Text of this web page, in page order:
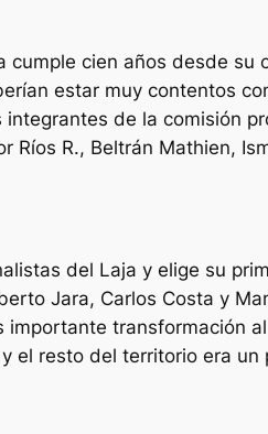
cien años desde
estar muy contentos
de la comisión
Ríos R., Beltrán Mathien,
del Laja y elige su
Jara, Carlos Costa y
transformación
el resto del territorio era